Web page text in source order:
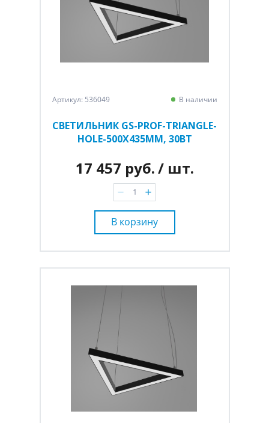
Артикул: 536049 В наличии
СВЕТИЛЬНИК GS-PROF-TRIANGLE-
HOLE-500Х435ММ, 30ВТ
17 457 руб./ шт.
В корзину